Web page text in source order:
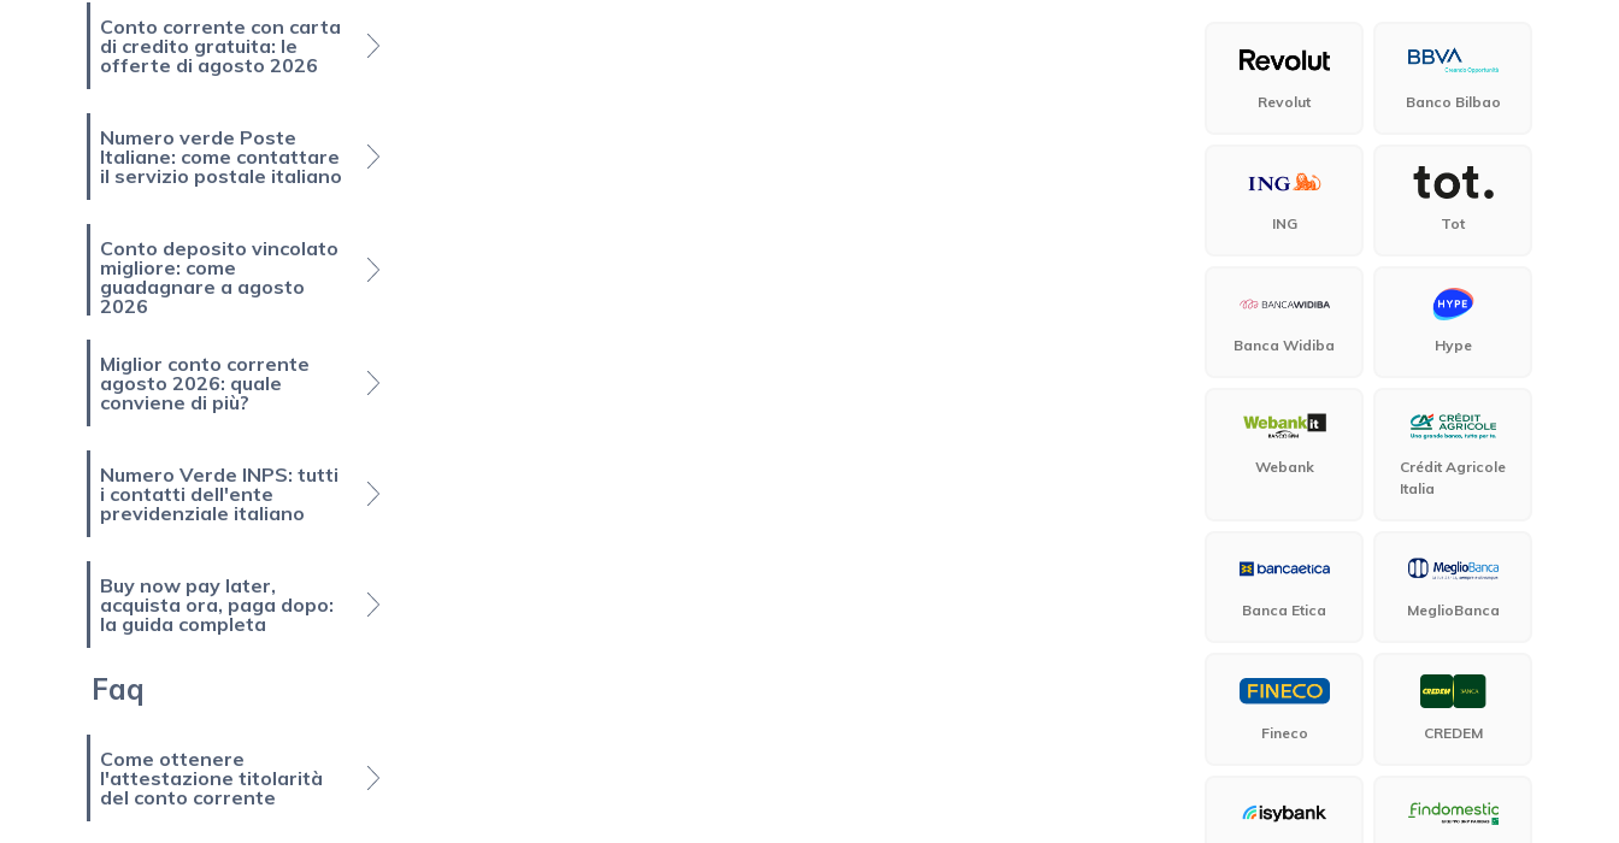
Conto corrente con carta
di credito gratuita: le
offerte di agosto 2026
Numero verde Poste
Italiane: come contattare
il servizio postale italiano
Conto deposito vincolato
migliore: come
guadagnare a agosto
2026
Miglior conto corrente
agosto 2026: quale
conviene di più?
Numero Verde INPS: tutti
i contatti dell'ente
previdenziale italiano
Buy now pay later,
acquista ora, paga dopo:
la guida completa
Faq
Come ottenere
l'attestazione titolarità
del conto corrente
Revolut Banco Bilbao
ING Tot
Banca Widiba Hype
Webank
Crédit Agricole
Italia
Banca Etica MeglioBanca
Fineco CREDEM